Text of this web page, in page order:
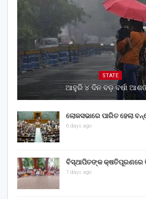
STATE
ଆହୁରି ୪ ଦିନ ବଡ଼ ବର୍ଷା
ଲୋକସଭାରେ ପାରିତ ହେଲା
6 days ago
ବିସ୍ଥାପିତଙ୍କ କ୍ଷତିପୂରଣରେ
7 days ago